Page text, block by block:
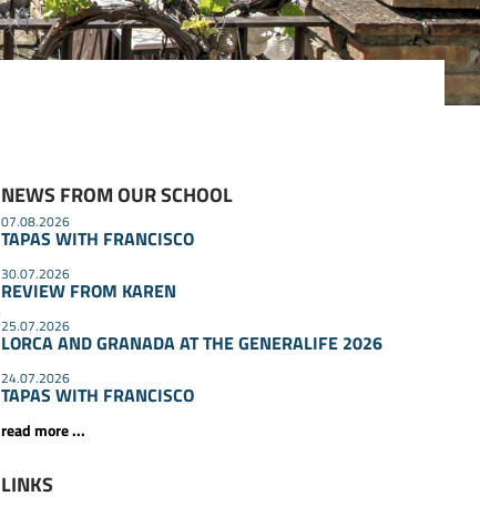
NEWS FROM OUR SCHOOL
07.08.2026
TAPAS WITH FRANCISCO
30.07.2026
REVIEW FROM KAREN
25.07.2026
LORCA AND GRANADA AT THE GENERALIFE 2026
24.07.2026
TAPAS WITH FRANCISCO
read more ...
LINKS